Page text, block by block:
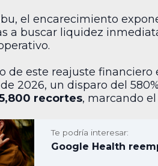
el encarecimiento
a buscar liquidez
de este reajuste financiero
2026, un disparo del
recortes, marcando
Te podría interesar:
Google Health